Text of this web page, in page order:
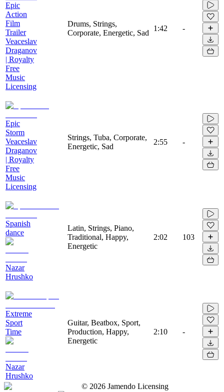
Epic
Action
Film
Trailer
Veaceslav
Draganov
| Royalty
Free
Music
Licensing
Drums, Strings,
Corporate, Energetic, Sad
1:42 -
Epic
Storm
Veaceslav
Draganov
| Royalty
Free
Music
Licensing
Strings, Tuba, Corporate,
Energetic, Sad
2:55 -
Spanish
dance
Nazar
Hrushko
Latin, Strings, Piano,
Traditional, Happy,
Energetic
2:02 103
Extreme
Sport
Time
Nazar
Hrushko
Guitar, Beatbox, Sport,
Production, Happy,
Energetic
2:10 -
© 2026 Jamendo Licensing